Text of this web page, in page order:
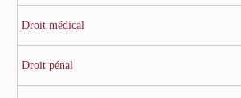
Droit médical
Droit pénal